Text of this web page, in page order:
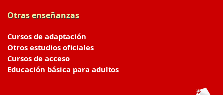
Otras enseñanzas
Cursos de adaptación
Otros estudios oficiales
Cursos de acceso
Educación básica para adultos